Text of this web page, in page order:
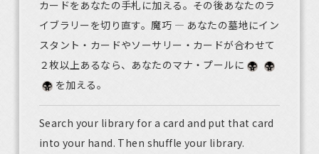
カードをあなたの手札に加える。その後あなたのラ
イブラリーを切り直す。魔巧 ― あなたの墓地にイン
スタント・カードやソーサリー・カードが合わせて
２枚以上あるなら、あなたのマナ・プールに
を加える。
Search your library for a card and put that card
into your hand. Then shuffle your library.